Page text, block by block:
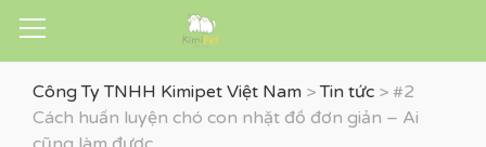
Công Ty TNHH Kimipet Việt Nam >Tin tức > #2
Cách huấn luyện chó con nhặt đồ đơn giản – Ai